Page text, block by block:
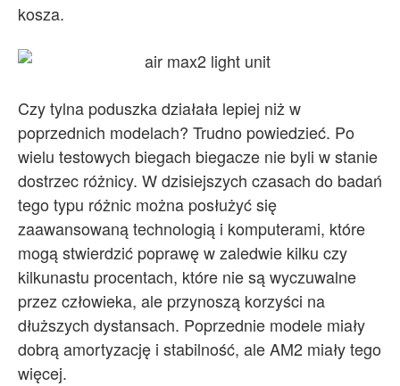
kosza.
Czy tylna poduszka działała lepiej niż w
poprzednich modelach? Trudno powiedzieć. Po
wielu testowych biegach biegacze nie byli w stanie
dostrzec różnicy. W dzisiejszych czasach do badań
tego typu różnic można posłużyć się
zaawansowaną technologią i komputerami, które
mogą stwierdzić poprawę w zaledwie kilku czy
kilkunastu procentach, które nie są wyczuwalne
przez człowieka, ale przynoszą korzyści na
dłuższych dystansach. Poprzednie modele miały
dobrą amortyzację i stabilność, ale AM2 miały tego
więcej.